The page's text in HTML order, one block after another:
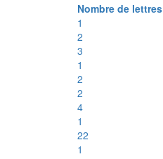
Nombre de lettres
1
2
3
1
2
2
4
1
22
1